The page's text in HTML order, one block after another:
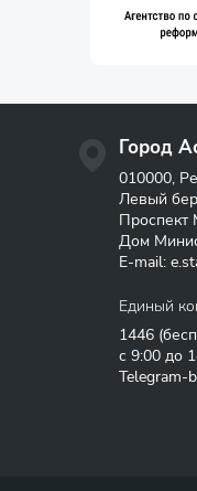
Город
010000,
Левый
Проспект
Дом
E-mail:
Единый
1446
с 9:00 до
Telegram-